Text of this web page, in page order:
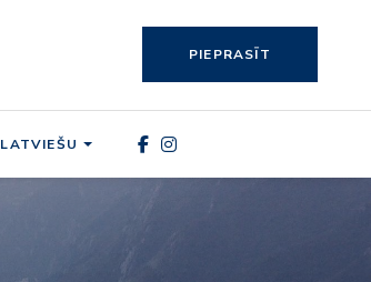
PIEPRASĪT
LATVIEŠU